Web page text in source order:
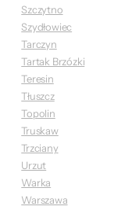
Szczytno
Szydłowiec
Tarczyn
Tartak Brzózki
Teresin
Tłuszcz
Topolin
Truskaw
Trzciany
Urzut
Warka
Warszawa